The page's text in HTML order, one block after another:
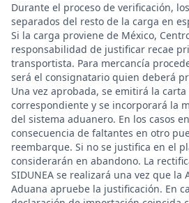
Durante el proceso de verificación,
separados del resto de la carga en
Si la carga proviene de México,
responsabilidad de justificar recae
transportista. Para mercancía
será el consignatario quien deberá
Una vez aprobada, se emitirá la
correspondiente y se incorporará la
del sistema aduanero. En los casos
consecuencia de faltantes en otro
reembarque. Si no se justifica en el
considerarán en abandono. La
SIDUNEA se realizará una vez que la
Aduana apruebe la justificación. En